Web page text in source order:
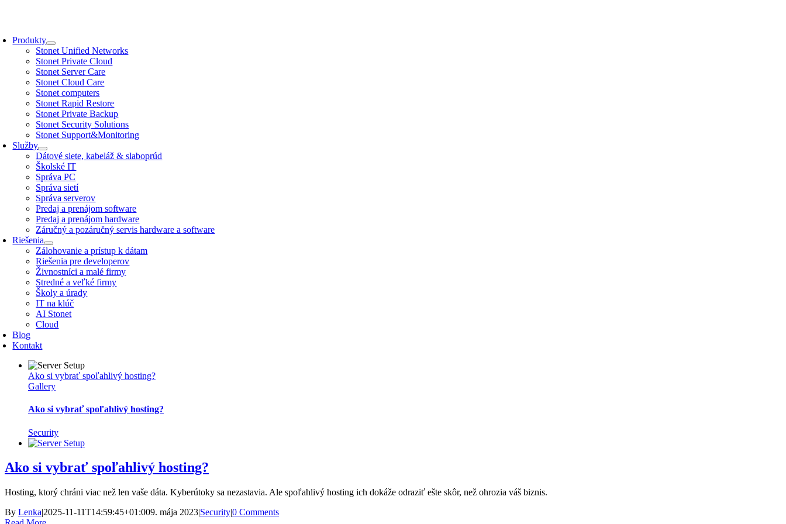
Produkty
Stonet Unified Networks
Stonet Private Cloud
Stonet Server Care
Stonet Cloud Care
Stonet computers
Stonet Rapid Restore
Stonet Private Backup
Stonet Security Solutions
Stonet Support&Monitoring
Služby
Dátové siete, kabeláž & slaboprúd
Školské IT
Správa PC
Správa sietí
Správa serverov
Predaj a prenájom software
Predaj a prenájom hardware
Záručný a pozáručný servis hardware a software
Riešenia
Zálohovanie a prístup k dátam
Riešenia pre developerov
Živnostníci a malé firmy
Stredné a veľké firmy
Školy a úrady
IT na klúč
AI Stonet
Cloud
Blog
Kontakt
Ako si vybrať spoľahlivý hosting?
Gallery
Ako si vybrať spoľahlivý hosting?
Security
Ako si vybrať spoľahlivý hosting?
Hosting, ktorý chráni viac než len vaše dáta. Kyberútoky sa nezastavia. Ale spoľahlivý hosting ich dokáže odraziť ešte skôr, než ohrozia váš biznis.
By Lenka|2025-11-11T14:59:45+01:009. mája 2023|Security|0 Comments